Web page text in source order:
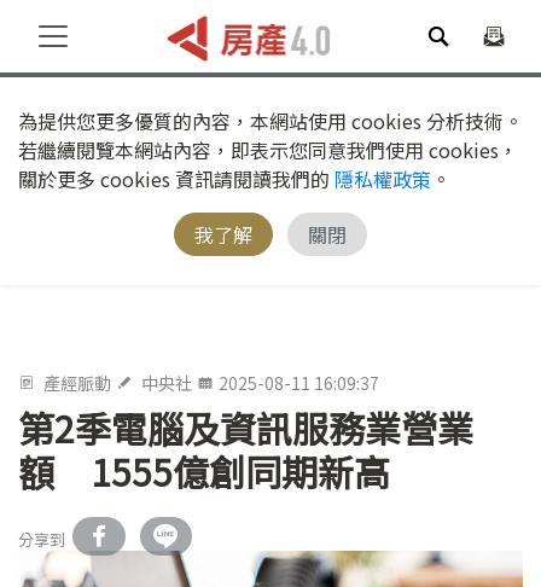
為提供您更多優質的內容，本網站使用 cookies 分析技術。
若繼續閱覽本網站內容，即表示您同意我們使用 cookies，
關於更多 cookies 資訊請閱讀我們的 隱私權政策 。
我了解
關閉
產經脈動 中央社 2025-08-11 16:09:37
第2季電腦及資訊服務業營業
額 1555億創同期新高
分享到